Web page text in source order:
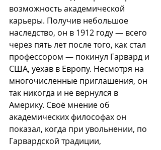
возможность академической
карьеры. Получив небольшое
наследство, он в 1912 году — всего
через пять лет после того, как стал
профессором — покинул Гарвард и
США, уехав в Европу. Несмотря на
многочисленные приглашения, он
так никогда и не вернулся в
Америку. Своё мнение об
академических философах он
показал, когда при увольнении, по
Гарвардской традиции,